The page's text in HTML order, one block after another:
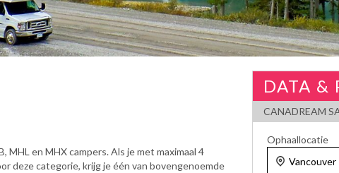
MHL en MHX campers. Als je met maximaal 4
deze categorie, krijg je één van bovengenoemde
DATA &
CANADREAM
Ophaallocatie